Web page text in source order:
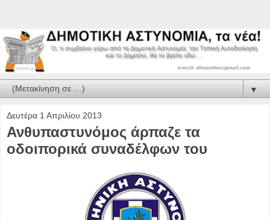
▼
Δευτέρα 1 Απριλίου 2013
Ανθυπαστυνόμος άρπαζε τα
οδοιπορικά συναδέλφων του